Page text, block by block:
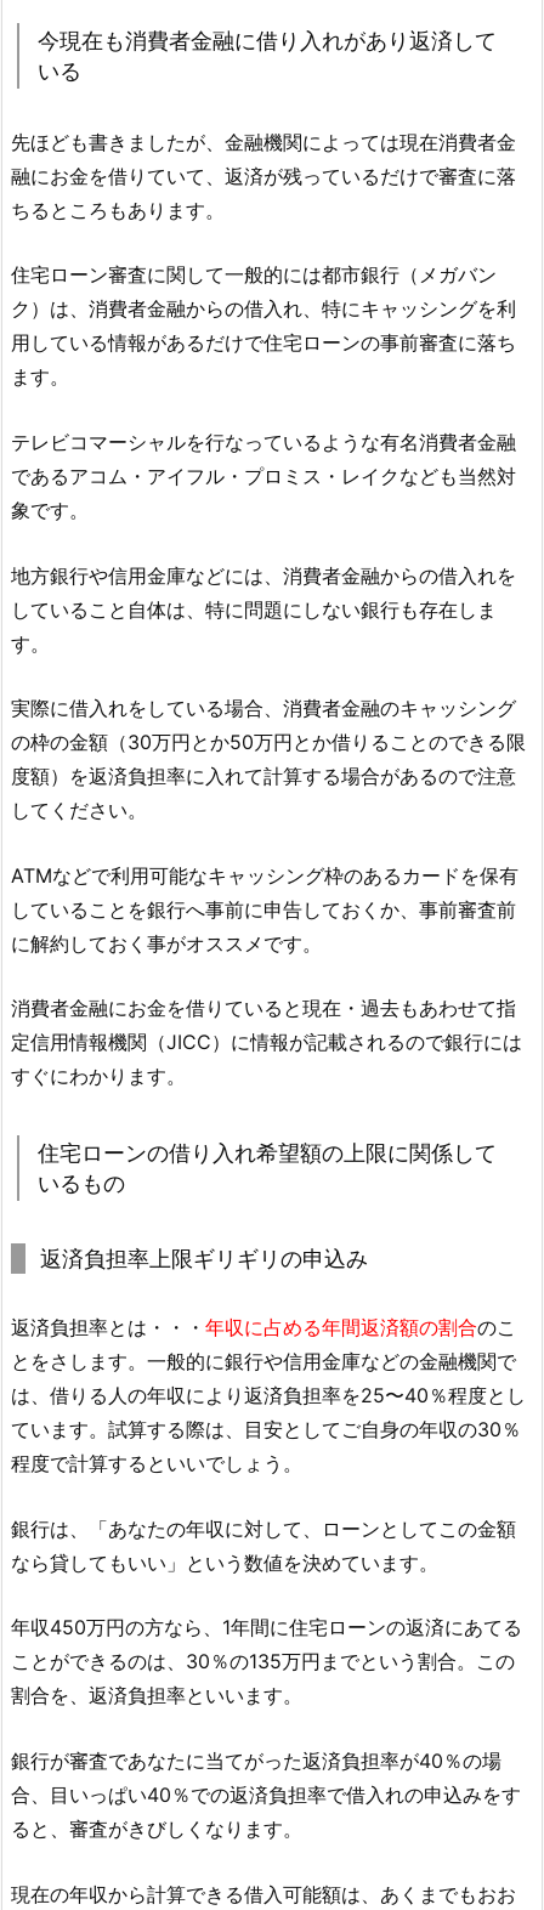
今現在も消費者金融に借り入れがあり返済して
いる
先ほども書きましたが、金融機関によっては現在消費者金
融にお金を借りていて、返済が残っているだけで審査に落
ちるところもあります。
住宅ローン審査に関して一般的には都市銀行（メガバン
ク）は、消費者金融からの借入れ、特にキャッシングを利
用している情報があるだけで住宅ローンの事前審査に落ち
ます。
テレビコマーシャルを行なっているような有名消費者金融
であるアコム・アイフル・プロミス・レイクなども当然対
象です。
地方銀行や信用金庫などには、消費者金融からの借入れを
していること自体は、特に問題にしない銀行も存在しま
す。
実際に借入れをしている場合、消費者金融のキャッシング
の枠の金額（30万円とか50万円とか借りることのできる限
度額）を返済負担率に入れて計算する場合があるので注意
してください。
ATMなどで利用可能なキャッシング枠のあるカードを保有
していることを銀行へ事前に申告しておくか、事前審査前
に解約しておく事がオススメです。
消費者金融にお金を借りていると現在・過去もあわせて指
定信用情報機関（JICC）に情報が記載されるので銀行には
すぐにわかります。
住宅ローンの借り入れ希望額の上限に関係して
いるもの
返済負担率上限ギリギリの申込み
返済負担率とは・・・ 年収に占める年間返済額の割合のこ
とをさします。一般的に銀行や信用金庫などの金融機関で
は、借りる人の年収により返済負担率を25〜40％程度とし
ています。試算する際は、目安としてご自身の年収の30％
程度で計算するといいでしょう。
銀行は、「あなたの年収に対して、ローンとしてこの金額
なら貸してもいい」という数値を決めています。
年収450万円の方なら、1年間に住宅ローンの返済にあてる
ことができるのは、30％の135万円までという割合。この
割合を、返済負担率といいます。
銀行が審査であなたに当てがった返済負担率が40％の場
合、目いっぱい40％での返済負担率で借入れの申込みをす
ると、審査がきびしくなります。
現在の年収から計算できる借入可能額は、あくまでもおお